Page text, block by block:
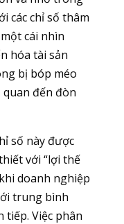
các chỉ số thâm
cái nhìn
hóa tài sản
bị bóp méo
đến đòn
số này được
với “lợi thế
doanh nghiệp
trung bình
Việc phân